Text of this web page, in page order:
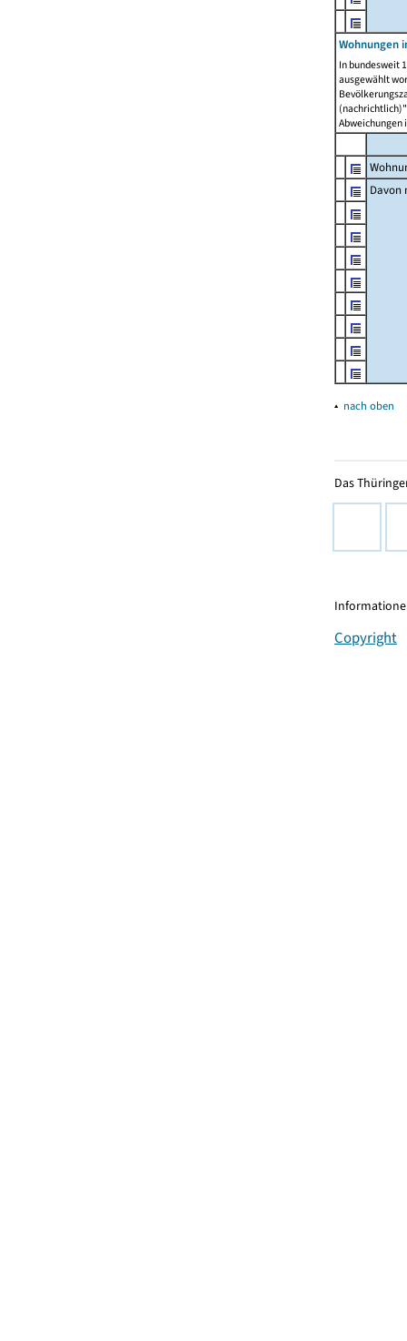
Wohnungen
In bundesweit
ausgewählt
Abweichungen
Davon
▴ nach oben
Das
Copyright